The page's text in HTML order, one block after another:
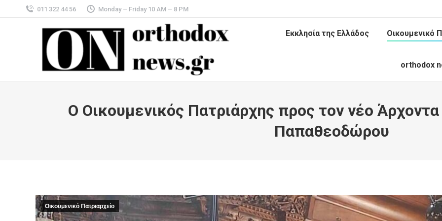
011 322 44 56 Monday – Friday 10 AM – 8 PM
Εκκλησία της Ελλάδος Οικουμενικό
orthodox
Ο Οικουμενικός Πατριάρχης προς τον νέο
Παπαθεοδώρου
Οικουμενικό Πατριαρχείο